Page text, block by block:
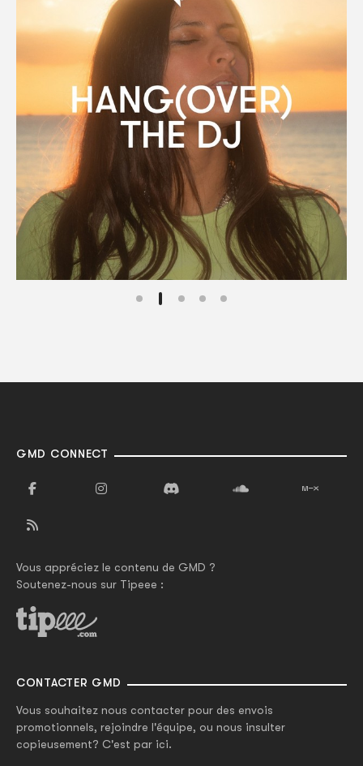
GMD CONNECT
Vous appréciez le contenu de GMD ?
Soutenez-nous sur Tipeee :
CONTACTER GMD
Vous souhaitez nous contacter pour des envois
promotionnels, rejoindre l'équipe, ou nous insulter
copieusement? C'est par ici.